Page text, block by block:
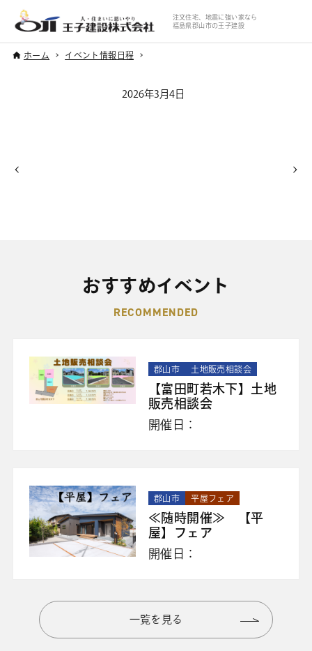
注文住宅、地震に強い家なら
福島県郡山市の王子建設
ホーム イベント情報日程
2026年3月4日
おすすめイベント
RECOMMENDED
郡山市 土地販売相談会
【富田町若木下】土地
販売相談会
開催日：
郡山市 平屋フェア
≪随時開催≫ 【平
屋】フェア
開催日：
一覧を見る